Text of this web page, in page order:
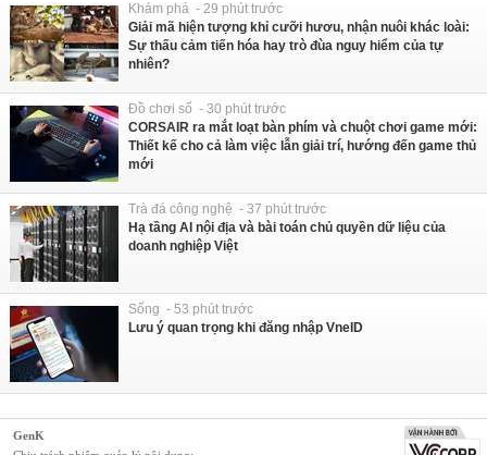
Khám phá - 29 phút trước
Giải mã hiện tượng khỉ cưỡi hươu, nhận nuôi khác loài:
Sự thấu cảm tiến hóa hay trò đùa nguy hiểm của tự
nhiên?
Đồ chơi số - 30 phút trước
CORSAIR ra mắt loạt bàn phím và chuột chơi game mới:
Thiết kế cho cả làm việc lẫn giải trí, hướng đến game thủ
mới
Trà đá công nghệ - 37 phút trước
Hạ tầng AI nội địa và bài toán chủ quyền dữ liệu của
doanh nghiệp Việt
Sống - 53 phút trước
Lưu ý quan trọng khi đăng nhập VneID
GenK